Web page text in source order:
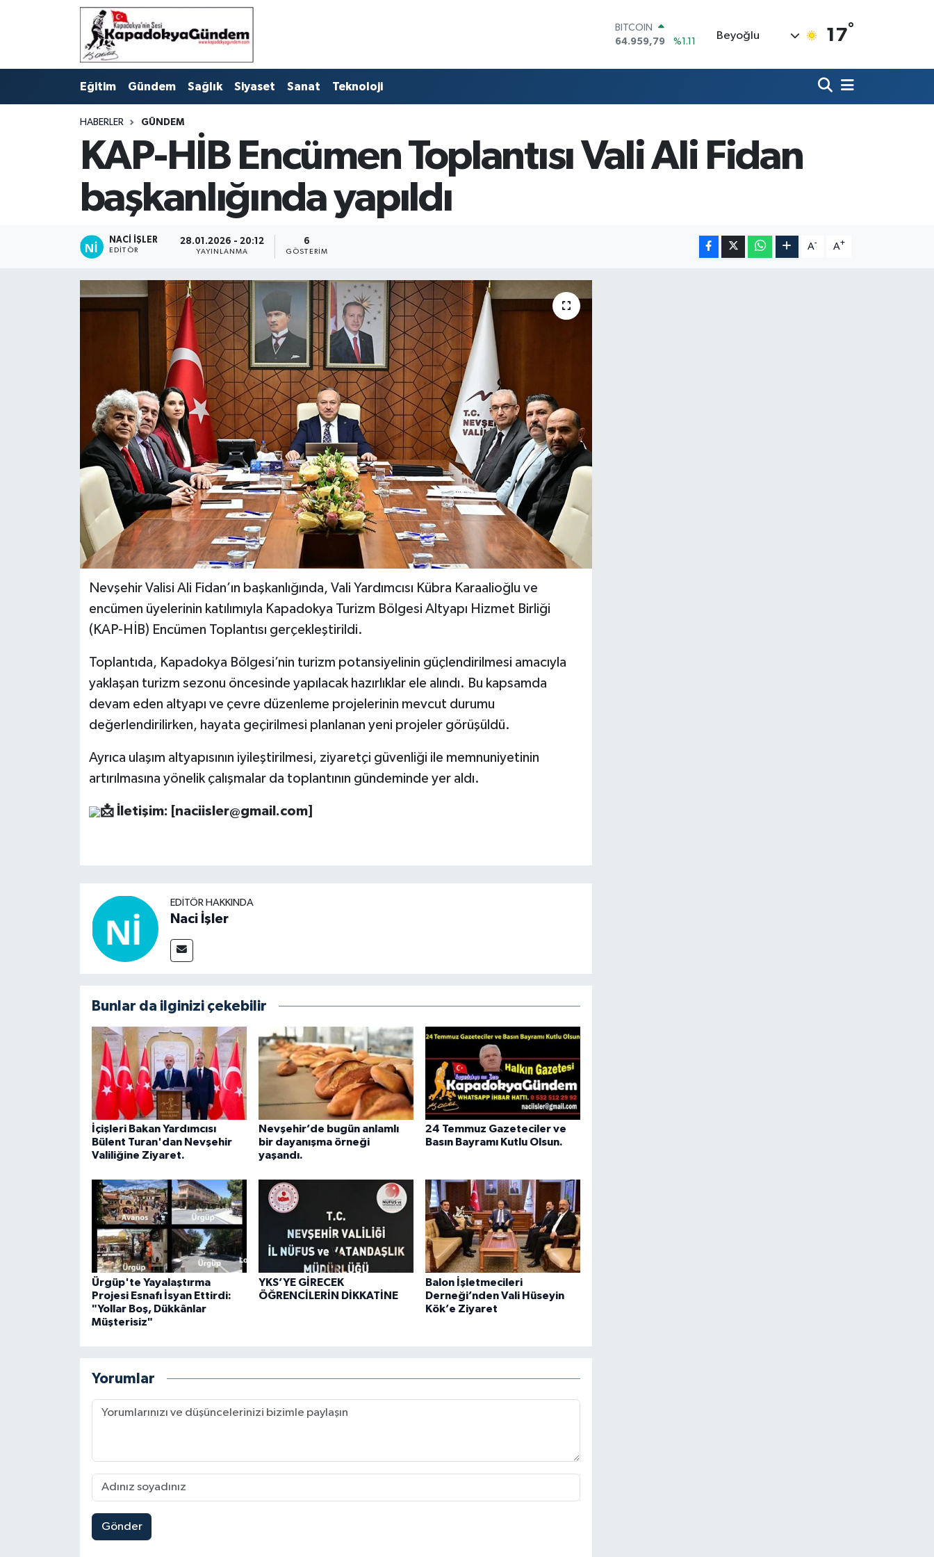
BITCOIN
64.959,79
%1.11
47,7436
%0.18
GRAM ALTIN
6660.55
%0.03
BİST100
Beyoğlu 17°
Eğitim Gündem Sağlık Siyaset Sanat Teknoloji
HABERLER GÜNDEM
KAP-HİB Encümen Toplantısı Vali Ali Fidan
başkanlığında yapıldı
NACI İŞLER
EDITÖR
28.01.2026 - 20:12
YAYINLANMA
6
GÖSTERIM
A- A+
Nevşehir Valisi Ali Fidan’ın başkanlığında, Vali Yardımcısı Kübra Karaalioğlu ve
encümen üyelerinin katılımıyla Kapadokya Turizm Bölgesi Altyapı Hizmet Birliği
(KAP-HİB) Encümen Toplantısı gerçekleştirildi.
Toplantıda, Kapadokya Bölgesi’nin turizm potansiyelinin güçlendirilmesi amacıyla
yaklaşan turizm sezonu öncesinde yapılacak hazırlıklar ele alındı. Bu kapsamda
devam eden altyapı ve çevre düzenleme projelerinin mevcut durumu
değerlendirilirken, hayata geçirilmesi planlanan yeni projeler görüşüldü.
Ayrıca ulaşım altyapısının iyileştirilmesi, ziyaretçi güvenliği ile memnuniyetinin
artırılmasına yönelik çalışmalar da toplantının gündeminde yer aldı.
📩İletişim: [naciisler@gmail.com]
EDITÖR HAKKINDA
Naci İşler
Bunlar da ilginizi çekebilir
İçişleri Bakan Yardımcısı
Bülent Turan'dan Nevşehir
Valiliğine Ziyaret.
Nevşehir’de bugün anlamlı
bir dayanışma örneği
yaşandı.
24 Temmuz Gazeteciler ve
Basın Bayramı Kutlu Olsun.
Ürgüp'te Yayalaştırma
Projesi Esnafı İsyan Ettirdi:
"Yollar Boş, Dükkânlar
Müşterisiz"
YKS’YE GİRECEK
ÖĞRENCİLERİN DİKKATİNE
Balon İşletmecileri
Derneği’nden Vali Hüseyin
Kök’e Ziyaret
Yorumlar
Gönder
Hava Durumu
Trafik Durumu
Süper Lig Puan Durumu ve Fikstür
Tüm Manşetler
Son Dakika Haberleri